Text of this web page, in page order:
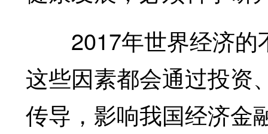
2017年世界经济的
这些因素都会通过投资
传导，影响我国经济金